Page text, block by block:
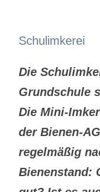
Schulimkerei
Die
Grundschule
Die Mini-
der Bienen-
regelmäßig
Bienenstand: